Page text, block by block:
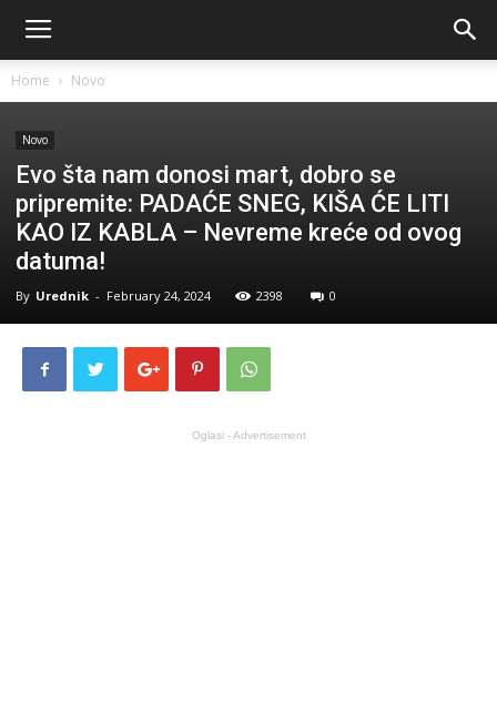
Home Novo
Novo
Evo šta nam donosi mart, dobro se
pripremite: PADAĆE SNEG, KIŠA ĆE LITI
KAO IZ KABLA – Nevreme kreće od ovog
datuma!
By Urednik - February 24, 2024 2398 0
Oglasi - Advertisement